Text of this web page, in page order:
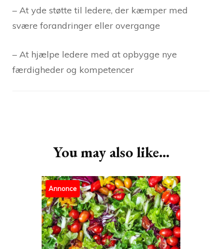
– At yde støtte til ledere, der kæmper med
svære forandringer eller overgange
– At hjælpe ledere med at opbygge nye
færdigheder og kompetencer
You may also like...
Annonce